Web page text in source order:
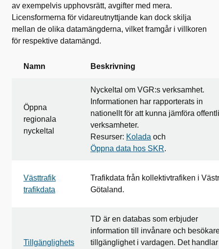
av exempelvis upphovsrätt, avgifter med mera.
Licensformerna för vidareutnyttjande kan dock skilja
mellan de olika datamängderna, vilket framgår i villkoren
för respektive datamängd.
Namn Beskrivning
Öppna
regionala
nyckeltal
Nyckeltal om VGR:s verksamhet.
Informationen har rapporterats in
nationellt för att kunna jämföra
verksamheter.
Resurser: Kolada och
Öppna data hos SKR.
Västtrafik
trafikdata
Trafikdata från kollektivtrafiken i
Götaland.
Tillgänglighets
TD är en databas som erbjuder
information till invånare och
tillgänglighet i vardagen. Det